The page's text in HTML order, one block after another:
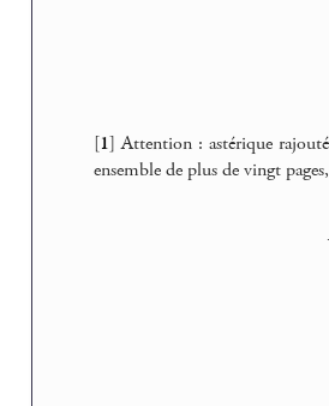
[1]Attention : astérique
ensemble de plus de vingt